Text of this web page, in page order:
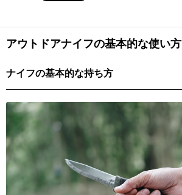
アウトドアナイフの基本的な使い方
ナイフの基本的な持ち方